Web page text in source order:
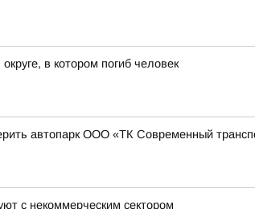
в котором погиб человек
автопарк ООО «ТК Современный
с некоммерческим сектором